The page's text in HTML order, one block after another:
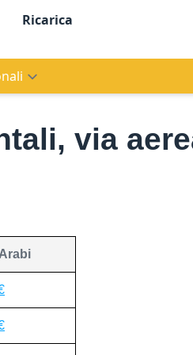
Ricarica
via